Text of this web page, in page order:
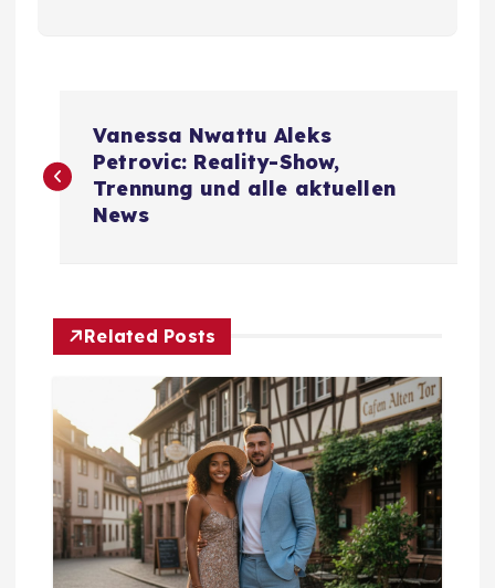
o
n
v
g
Vanessa Nwattu Aleks
Petrovic: Reality-Show,
Trennung und alle aktuellen
News
Related Posts